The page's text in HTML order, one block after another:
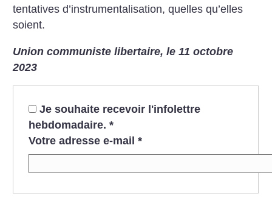
tentatives d’instrumentalisation, quelles qu’elles
soient.
Union communiste libertaire, le 11 octobre
2023
Je souhaite recevoir l'infolettre
hebdomadaire. *
Votre adresse e-mail *